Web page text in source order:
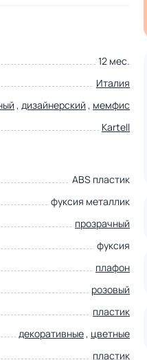
12 мес.
Италия
, дизайнерский , мемфис
Kartell
ABS пластик
фуксия металлик
прозрачный
фуксия
плафон
розовый
пластик
декоративные, цветные
пластик